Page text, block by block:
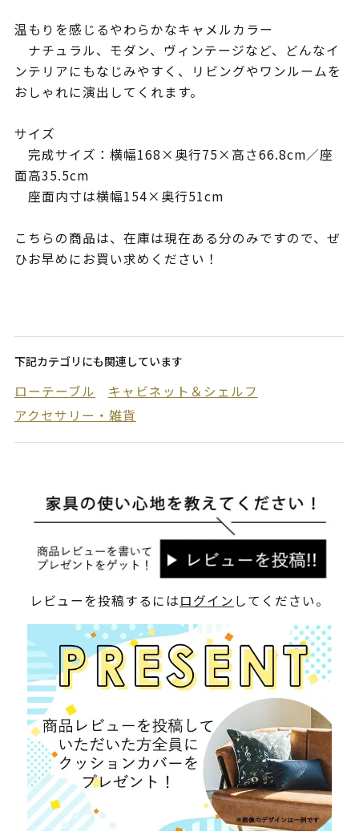
温もりを感じるやわらかなキャメルカラー
ナチュラル、モダン、ヴィンテージなど、どんなイ
ンテリアにもなじみやすく、リビングやワンルームを
おしゃれに演出してくれます。
サイズ
完成サイズ：横幅168×奥行75×高さ66.8cm／座
面高35.5cm
座面内寸は横幅154×奥行51cm
こちらの商品は、在庫は現在ある分のみですので、ぜ
ひお早めにお買い求めください！
下記カテゴリにも関連しています
ローテーブル
キャビネット＆シェルフ
アクセサリー・雑貨
レビューを投稿するにはログイン してください。